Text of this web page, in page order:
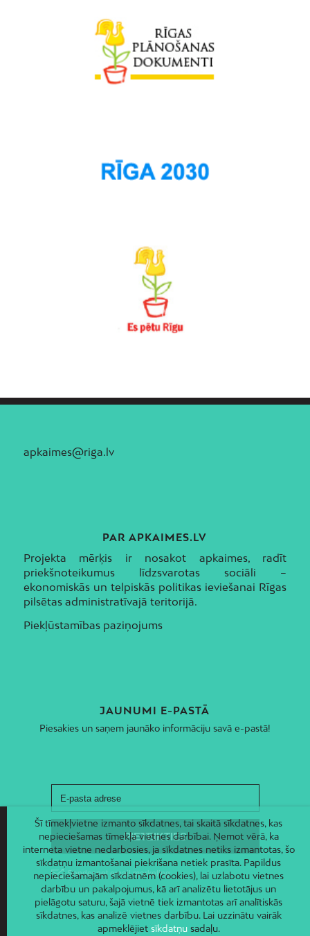
apkaimes@riga.lv
PAR APKAIMES.LV
Projekta mērķis ir nosakot apkaimes, radīt
priekšnoteikumus līdzsvarotas sociāli –
ekonomiskās un telpiskās politikas ieviešanai Rīgas
pilsētas administratīvajā teritorijā.
Piekļūstamības paziņojums
JAUNUMI E-PASTĀ
Piesakies un saņem jaunāko informāciju savā e-pastā!
Šī tīmekļvietne izmanto sīkdatnes, tai skaitā sīkdatnes, kas
nepieciešamas tīmekļa vietnes darbībai. Ņemot vērā, ka
interneta vietne nedarbosies, ja sīkdatnes netiks izmantotas, šo
sīkdatņu izmantošanai piekrišana netiek prasīta. Papildus
nepieciešamajām sīkdatnēm (cookies), lai uzlabotu vietnes
darbību un pakalpojumus, kā arī analizētu lietotājus un
pielāgotu saturu, šajā vietnē tiek izmantotas arī analītiskās
sīkdatnes, kas analizē vietnes darbību. Lai uzzinātu vairāk
apmeklējiet sīkdatņusadaļu.